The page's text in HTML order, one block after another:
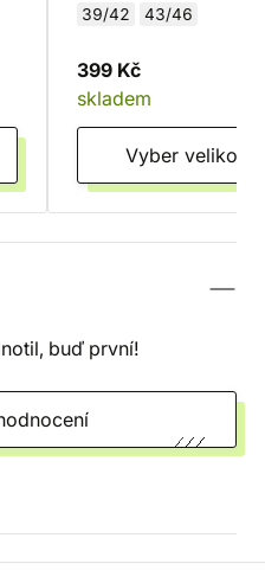
39/42 43/46
399 Kč
skladem
Vyber velikost
buď první!